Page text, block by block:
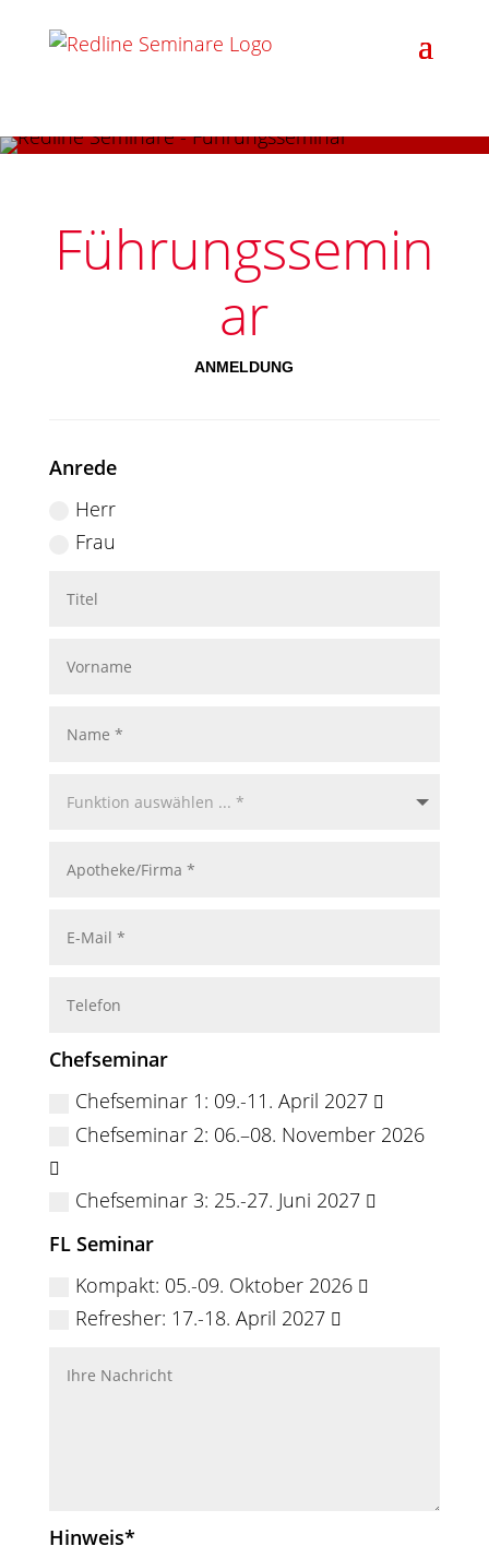
Führungssemin
ar
ANMELDUNG
Anrede
Herr
Frau
Chefseminar
Chefseminar 1: 09.-11. April 2027
Chefseminar 2: 06.–08. November 2026
Chefseminar 3: 25.-27. Juni 2027
FL Seminar
Kompakt: 05.-09. Oktober 2026
Refresher: 17.-18. April 2027
Hinweis